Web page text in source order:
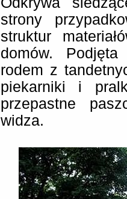
strony
struktur
domów.
rodem z
piekarniki i
przepastne
widza.